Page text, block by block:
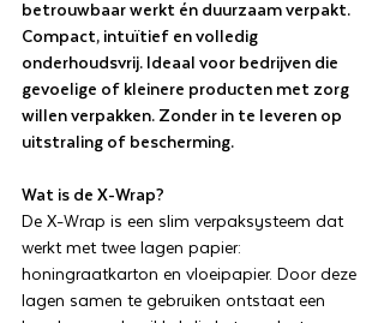
betrouwbaar werkt én duurzaam verpakt.
Compact, intuïtief en volledig
onderhoudsvrij. Ideaal voor bedrijven die
gevoelige of kleinere producten met zorg
willen verpakken. Zonder in te leveren op
uitstraling of bescherming.
Wat is de X-Wrap?
De X-Wrap is een slim verpaksysteem dat
werkt met twee lagen papier:
honingraatkarton en vloeipapier. Door deze
lagen samen te gebruiken ontstaat een